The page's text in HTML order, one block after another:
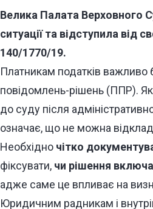
Велика Палата Верховного
ситуації та відступила від
140/1770/19.
Платникам податків важливо
повідомлень-рішень (ППР).
до суду після
означає, що не можна
Необхідно чітко
фіксувати, чи рішення
адже саме це впливає на
Юридичним радникам і